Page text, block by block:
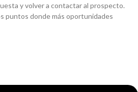
y volver a contactar al prospecto.
puntos donde más oportunidades